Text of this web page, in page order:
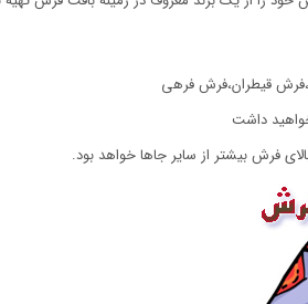
قیطران،فرش فرهی
داشت